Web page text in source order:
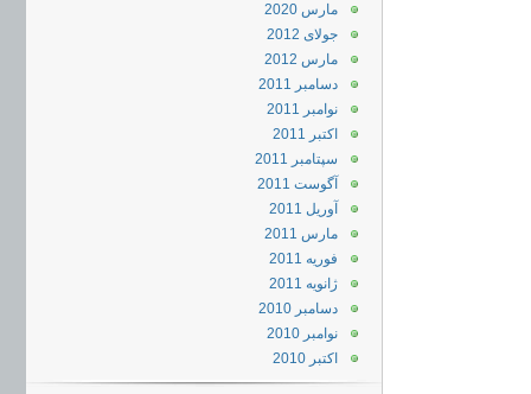
مارس 2020
جولای 2012
مارس 2012
دسامبر 2011
نوامبر 2011
اکتبر 2011
سپتامبر 2011
آگوست 2011
آوریل 2011
مارس 2011
فوریه 2011
ژانویه 2011
دسامبر 2010
نوامبر 2010
اکتبر 2010